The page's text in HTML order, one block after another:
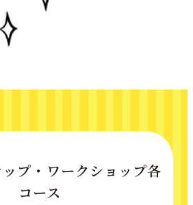
プ・ワークショップ各
コース